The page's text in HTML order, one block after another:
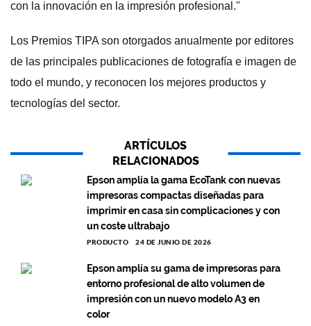
con la innovación en la impresión profesional."
Los Premios TIPA son otorgados anualmente por editores
de las principales publicaciones de fotografía e imagen de
todo el mundo, y reconocen los mejores productos y
tecnologías del sector.
ARTÍCULOS
RELACIONADOS
Epson amplía la gama EcoTank con nuevas
impresoras compactas diseñadas para
imprimir en casa sin complicaciones y con
un coste ultrabajo
PRODUCTO 24 DE JUNIO DE 2026
Epson amplía su gama de impresoras para
entorno profesional de alto volumen de
impresión con un nuevo modelo A3 en
color